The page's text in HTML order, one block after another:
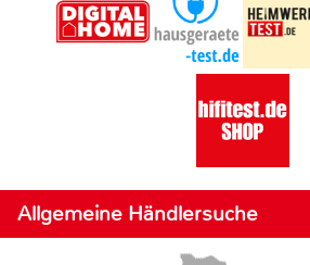
Allgemeine Händlersuche